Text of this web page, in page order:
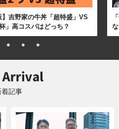
】吉野家の牛丼「超特盛」VS
」高コスパはどっち？
着記事